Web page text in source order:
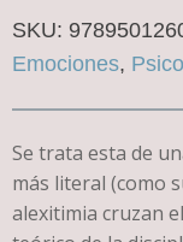
SKU:
Emociones,
Se trata esta de
más literal (como
alexitimia cruzan